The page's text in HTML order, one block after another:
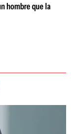
hombre que la